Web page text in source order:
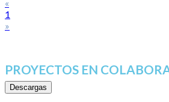
«
1
»
PROYECTOS EN
Descargas